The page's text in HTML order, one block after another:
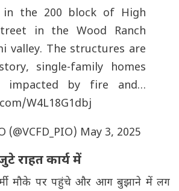
in the 200 block of High
in the Wood Ranch
valley. The structures are
single-family homes
impacted by fire and…
W4L18G1dbj
(@VCFD_PIO) May 3, 2025
राहत कार्य में
मौके पर पहुंचे और आग बुझाने में लग